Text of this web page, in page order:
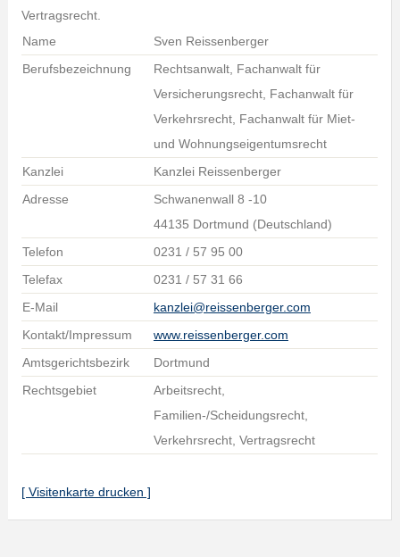
Vertragsrecht.
Name
Sven Reissenberger
Berufsbezeichnung
Rechtsanwalt, Fachanwalt für
Versicherungsrecht, Fachanwalt für
Verkehrsrecht, Fachanwalt für Miet-
und Wohnungseigentumsrecht
Kanzlei
Kanzlei Reissenberger
Adresse
Schwanenwall 8 -10
44135 Dortmund (Deutschland)
Telefon
0231 / 57 95 00
Telefax
0231 / 57 31 66
E-Mail
kanzlei@reissenberger.com
Kontakt/Impressum
www.reissenberger.com
Amtsgerichtsbezirk
Dortmund
Rechtsgebiet
Arbeitsrecht,
Familien-/Scheidungsrecht,
Verkehrsrecht, Vertragsrecht
[ Visitenkarte drucken ]